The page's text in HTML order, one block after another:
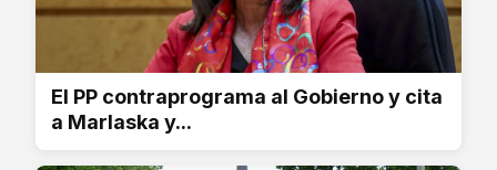
El PP contraprograma al Gobierno y cita
a Marlaska y...